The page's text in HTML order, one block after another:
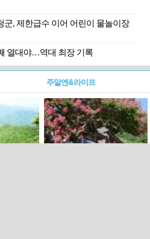
군, 제한급수 이어 어린이 물놀이장
열대야…역대 최장 기록
주말엔&라이프